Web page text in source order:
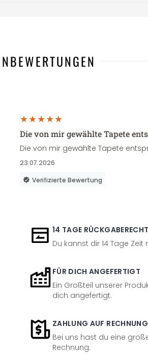
Die von mir gewählte Tapete
Die von mir gewählte Tapete
23.07.2026
Verifizierte Bewertung
14 TAGE RÜCKGABERECHT
Du kannst dir 14 Tage
FÜR DICH ANGEFERTIGT
Ein Großteil unserer
dich angefertigt.
ZAHLUNG AUF RECHNUNG
Bei uns hast du eine
Rechnung.